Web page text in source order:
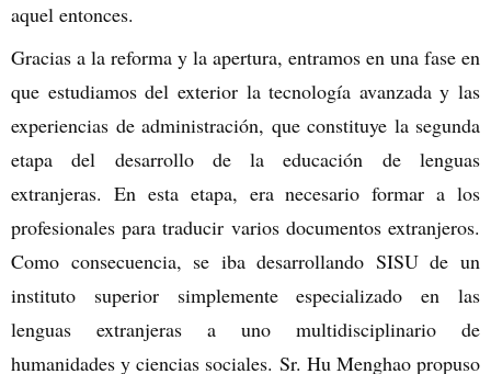
aquel entonces.
Gracias a la reforma y la apertura, entramos en una fase en
que estudiamos del exterior la tecnología avanzada y las
experiencias de administración, que constituye la segunda
etapa del desarrollo de la educación de lenguas
extranjeras. En esta etapa, era necesario formar a los
profesionales para traducir varios documentos extranjeros.
Como consecuencia, se iba desarrollando SISU de un
instituto superior simplemente especializado en las
lenguas extranjeras a uno multidisciplinario de
humanidades y ciencias sociales. Sr. Hu Menghao propuso